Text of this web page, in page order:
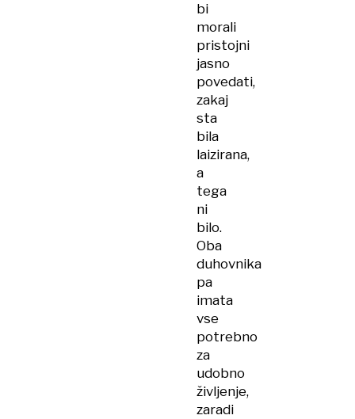
bi
morali
pristojni
jasno
povedati,
zakaj
sta
bila
laizirana,
a
tega
ni
bilo.
Oba
duhovnika
pa
imata
vse
potrebno
za
udobno
življenje,
zaradi